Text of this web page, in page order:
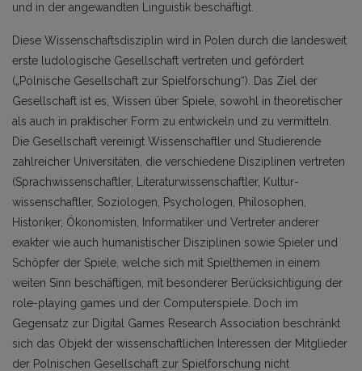
und in der angewandten Linguistik beschäftigt.
Diese Wissenschaftsdisziplin wird in Polen durch die landesweit
erste ludologische Gesellschaft vertreten und gefördert
(„Polnische Gesellschaft zur Spielforschung“). Das Ziel der
Gesellschaft ist es, Wissen über Spiele, sowohl in theoretischer
als auch in praktischer Form zu entwickeln und zu vermitteln.
Die Gesellschaft vereinigt Wissenschaftler und Studierende
zahlreicher Universitäten, die verschiedene Disziplinen vertreten
(Sprachwissenschaftler, Literaturwissenschaftler, Kultur­
wissenschaftler, Soziologen, Psychologen, Philosophen,
Historiker, Ökonomisten, Informatiker und Vertreter anderer
exakter wie auch humanistischer Disziplinen sowie Spieler und
Schöpfer der Spiele, welche sich mit Spielthemen in einem
weiten Sinn beschäftigen, mit besonderer Berück­sichtigung der
role-playing games und der Computerspiele. Doch im
Gegensatz zur Digital Games Research Association beschränkt
sich das Objekt der wissenschaftlichen Interessen der Mitglieder
der Polnischen Gesellschaft zur Spielforschung nicht